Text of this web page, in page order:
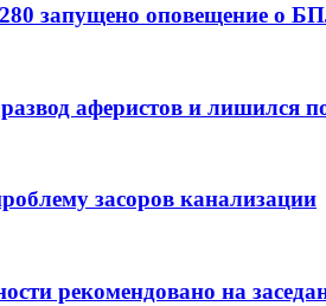
280 запущено оповещение о
аферистов и лишился
засоров канализации
рекомендовано на